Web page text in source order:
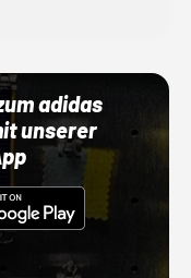
adidas
unserer